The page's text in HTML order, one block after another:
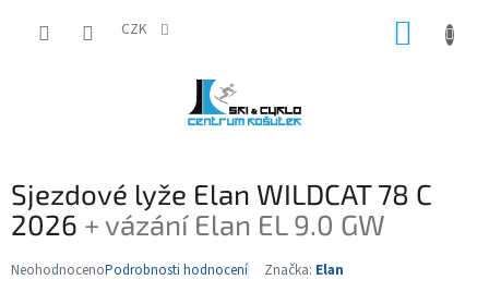
CZK
Sjezdové lyže Elan WILDCAT 78 C
2026 + vázání Elan EL 9.0 GW
Průměrné
NeohodnocenoPodrobnosti hodnocení Značka: Elan